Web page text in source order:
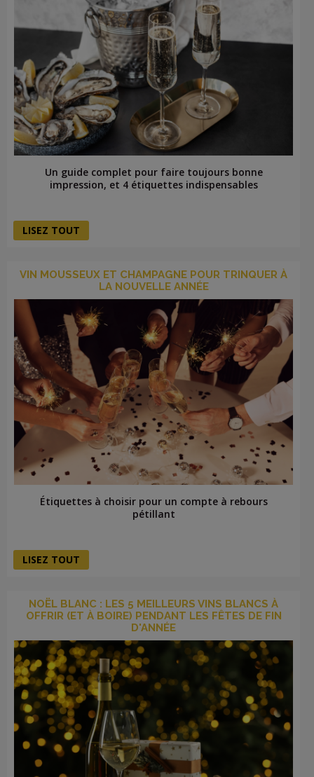
Un guide complet pour faire toujours bonne
impression, et 4 étiquettes indispensables
LISEZ TOUT
VIN MOUSSEUX ET CHAMPAGNE POUR TRINQUER À
LA NOUVELLE ANNÉE
Étiquettes à choisir pour un compte à rebours
pétillant
LISEZ TOUT
NOËL BLANC : LES 5 MEILLEURS VINS BLANCS À
OFFRIR (ET À BOIRE) PENDANT LES FÊTES DE FIN
D'ANNÉE